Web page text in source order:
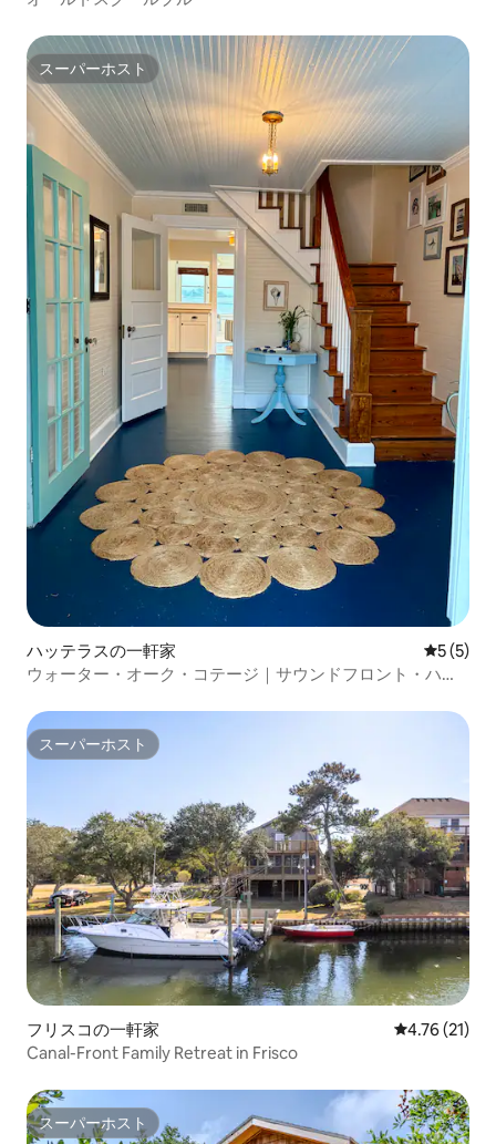
スーパーホスト
スーパーホスト
ハッテラスの一軒家 レビュー
5 (5)
ウォーター・オーク・コテージ｜サウンドフロント・ハッ
スーパーホスト
スーパーホスト
フリスコの一軒家 レビュー21
4.76 (21)
Canal-Front Family Retreat in Frisco
スーパーホスト
スーパーホスト